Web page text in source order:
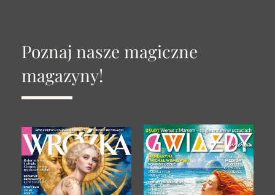
Poznaj nasze magiczne
magazyny!